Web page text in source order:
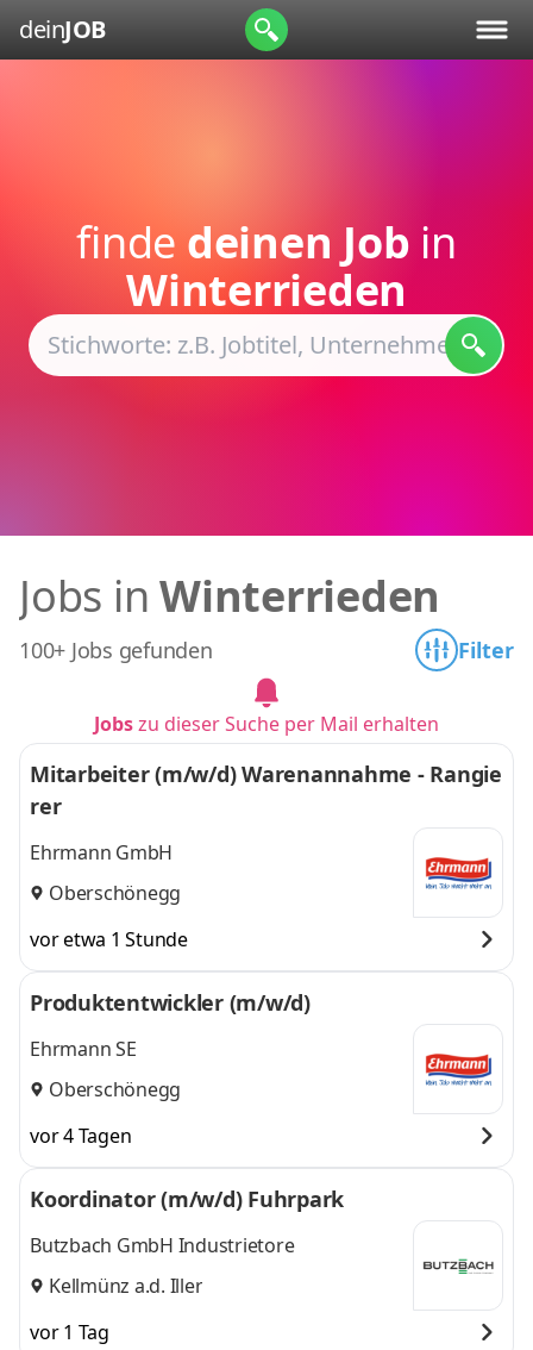
deinJOB
finde deinen Job in
Winterrieden
Jobs in Winterrieden
100+ Jobs gefunden Filter
Jobszu dieser Suche per Mail erhalten
Mitarbeiter (m/w/d) Warenannahme - Rangie
rer
Ehrmann GmbH
Oberschönegg
vor etwa 1 Stunde
Produktentwickler (m/w/d)
Ehrmann SE
Oberschönegg
vor 4 Tagen
Koordinator (m/w/d) Fuhrpark
Butzbach GmbH Industrietore
Kellmünz a.d. Iller
vor 1 Tag